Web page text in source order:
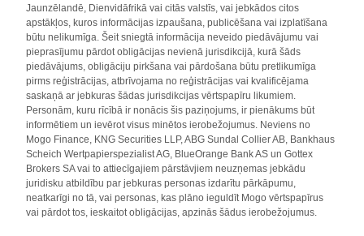
Jaunzēlandē, Dienvidāfrikā vai citās valstīs, vai jebkādos citos
apstākļos, kuros informācijas izpaušana, publicēšana vai izplatīšana
būtu nelikumīga. Šeit sniegtā informācija neveido piedāvājumu vai
pieprasījumu pārdot obligācijas nevienā jurisdikcijā, kurā šāds
piedāvājums, obligāciju pirkšana vai pārdošana būtu pretlikumīga
pirms reģistrācijas, atbrīvojama no reģistrācijas vai kvalificējama
saskaņā ar jebkuras šādas jurisdikcijas vērtspapīru likumiem.
Personām, kuru rīcībā ir nonācis šis paziņojums, ir pienākums būt
informētiem un ievērot visus minētos ierobežojumus. Neviens no
Mogo Finance, KNG Securities LLP, ABG Sundal Collier AB, Bankhaus
Scheich Wertpapierspezialist AG, BlueOrange Bank AS un Gottex
Brokers SA vai to attiecīgajiem pārstāvjiem neuzņemas jebkādu
juridisku atbildību par jebkuras personas izdarītu pārkāpumu,
neatkarīgi no tā, vai personas, kas plāno ieguldīt Mogo vērtspapīrus
vai pārdot tos, ieskaitot obligācijas, apzinās šādus ierobežojumus.